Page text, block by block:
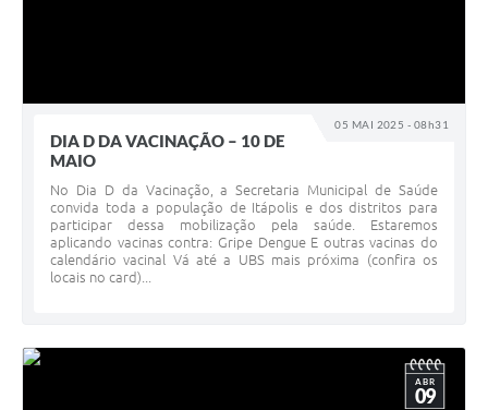
05 MAI 2025 - 08h31
DIA D DA VACINAÇÃO – 10 DE
MAIO
No Dia D da Vacinação, a Secretaria Municipal de Saúde
convida toda a população de Itápolis e dos distritos para
participar dessa mobilização pela saúde. Estaremos
aplicando vacinas contra: Gripe Dengue E outras vacinas do
calendário vacinal Vá até a UBS mais próxima (confira os
locais no card)...
ABR
09